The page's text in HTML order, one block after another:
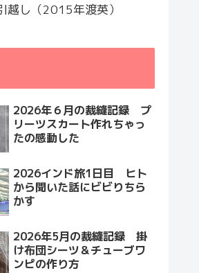
越し（2015年渡英）
2026年６月の裁縫記録 プ
リーツスカート作れちゃっ
たの感動した
2026インド旅1日目 ヒト
から聞いた話にビビりちら
かす
2026年5月の裁縫記録 掛
け布団シーツ＆チューブワ
ンピの作り方